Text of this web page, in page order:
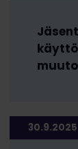
30.9.2025